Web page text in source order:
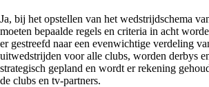
Ja, bij het opstellen van het wedstrijdschema
moeten bepaalde regels en criteria in acht
er gestreefd naar een evenwichtige verdeling
uitwedstrijden voor alle clubs, worden derbys
strategisch gepland en wordt er rekening
de clubs en tv-partners.